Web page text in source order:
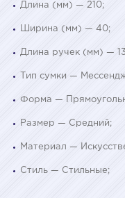
Длина (мм) — 210;
Ширина (мм) — 40;
Длина ручек (мм) —
Тип сумки —
Форма —
Размер — Средний;
Материал —
Стиль — Стильные;